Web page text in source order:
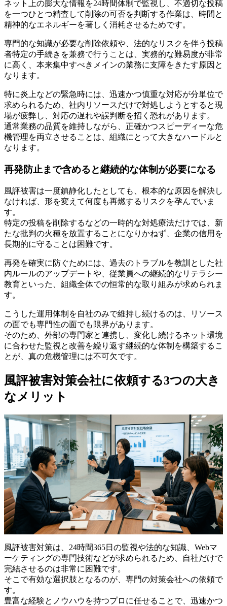
ネット上の膨大な情報を24時間体制で監視し、不適切な投稿
を一つひとつ精査して削除の可否を判断する作業は、時間と
精神的なエネルギーを著しく消耗させるためです。
専門的な知識が必要な削除依頼や、法的なリスクを伴う投稿
者特定の手続きを兼務で行うことは、実務的な難易度が非常
に高く、本来集中すべきメインの業務に支障をきたす原因と
なります。
特に炎上などの緊急時には、迅速かつ慎重な対応が分単位で
求められるため、社内リソースだけで対処しようとすると現
場が疲弊し、対応の遅れや誤判断を招く恐れがあります。
通常業務の品質を維持しながら、正確かつスピーディーな危
機管理を両立させることは、組織にとって大きなハードルと
なります。
再発防止まで含めると継続的な体制が必要になる
風評被害は一度鎮静化したとしても、根本的な原因を解決し
なければ、形を変えて何度も再燃するリスクを孕んでいま
す。
特定の投稿を削除するなどの一時的な対処療法だけでは、新
たな批判の火種を放置することになりかねず、企業の信用を
長期的に守ることは困難です。
再発を確実に防ぐためには、過去のトラブルを教訓とした社
内ルールのアップデートや、従業員への継続的なリテラシー
教育といった、組織全体での恒常的な取り組みが求められま
す。
こうした運用体制を自社のみで維持し続けるのは、リソース
の面でも専門性の面でも限界があります。
そのため、外部の専門家と連携し、変化し続けるネット環境
に合わせた監視と改善を繰り返す継続的な体制を構築するこ
とが、真の危機管理には不可欠です。
風評被害対策会社に依頼する3つの大き
なメリット
風評被害対策は、24時間365日の監視や法的な知識、Webマ
ーケティングの専門技術などが求められるため、自社だけで
完結させるのは非常に困難です。
そこで有効な選択肢となるのが、専門の対策会社への依頼で
す。
豊富な経験とノウハウを持つプロに任せることで、迅速かつ